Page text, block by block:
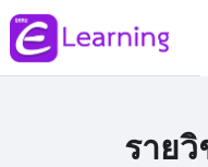
ข้ามไปที่เนื้อหาหลัก
ราย